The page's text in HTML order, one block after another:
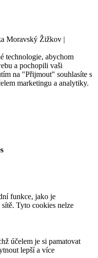
Moravský Žižkov |
technologie, abychom
a pochopili vaši
na "Přijmout" souhlasíte s
marketingu a analytiky.
funkce, jako je
Tyto cookies nelze
účelem je si pamatovat
lepší a více